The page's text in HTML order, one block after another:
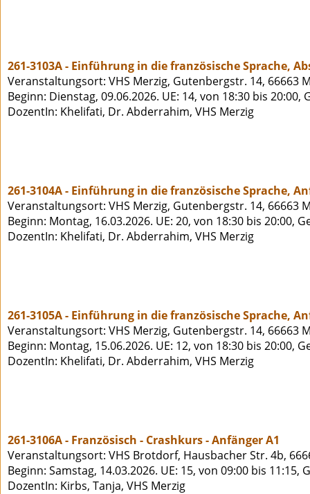
261-3103A - Einführung in die französische Sprache,
Veranstaltungsort: VHS Merzig, Gutenbergstr. 14, 66663
Beginn: Dienstag, 09.06.2026. UE: 14, von 18:30 bis 20:00,
DozentIn: Khelifati, Dr. Abderrahim, VHS Merzig
261-3104A - Einführung in die französische Sprache,
Veranstaltungsort: VHS Merzig, Gutenbergstr. 14, 66663
Beginn: Montag, 16.03.2026. UE: 20, von 18:30 bis 20:00,
DozentIn: Khelifati, Dr. Abderrahim, VHS Merzig
261-3105A - Einführung in die französische Sprache,
Veranstaltungsort: VHS Merzig, Gutenbergstr. 14, 66663
Beginn: Montag, 15.06.2026. UE: 12, von 18:30 bis 20:00,
DozentIn: Khelifati, Dr. Abderrahim, VHS Merzig
261-3106A - Französisch - Crashkurs - Anfänger A1
Veranstaltungsort: VHS Brotdorf, Hausbacher Str. 4b,
Beginn: Samstag, 14.03.2026. UE: 15, von 09:00 bis 11:15,
DozentIn: Kirbs, Tanja, VHS Merzig